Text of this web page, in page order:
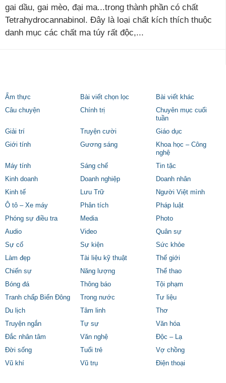
gai dầu, gai mèo, đại ma...trong thành phần có chất
Tetrahydrocannabinol. Đây là loại chất kích thích thuộc
danh mục các chất ma túy rất độc,...
Ẩm thực Bài viết chọn lọc
Bài viết khác
Câu chuyện
Chính trị
Chuyên mục cuối
tuần
Giải trí
Truyện cười
Giáo dục
Giới tính
Gương sáng
Khoa học – Công
nghệ
Máy tính
Sáng chế
Tin tặc
Kinh doanh
Doanh nghiệp
Doanh nhân
Kinh tế
Lưu Trữ
Người Việt mình
Ô tô – Xe máy
Phân tích
Pháp luật
Phóng sự điều tra
Media
Photo
Audio
Video
Quân sự
Sự cố
Sự kiện
Sức khỏe
Làm đẹp
Tài liệu kỹ thuật
Thế giới
Chiến sự
Năng lượng
Thể thao
Bóng đá
Thông báo
Tội phạm
Tranh chấp Biển Đông
Trong nước
Tư liệu
Du lịch
Tâm linh
Thơ
Truyện ngắn
Tự sự
Văn hóa
Đắc nhân tâm
Văn nghệ
Độc – Lạ
Đời sống
Tuổi trẻ
Vợ chồng
Vũ khí
Vũ trụ Điện thoại